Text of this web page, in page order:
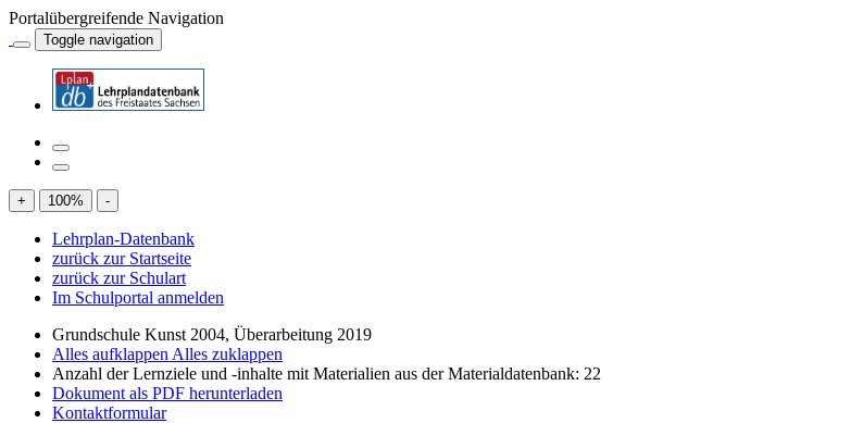
Portalübergreifende Navigation
Toggle navigation
+ 100% -
Lehrplan-Datenbank
zurück zur Startseite
zurück zur Schulart
Im Schulportal anmelden
Grundschule Kunst 2004, Überarbeitung 2019
Alles aufklappen Alles zuklappen
Anzahl der Lernziele und -inhalte mit Materialien aus der Materialdatenbank: 22
Dokument als PDF herunterladen
Kontaktformular